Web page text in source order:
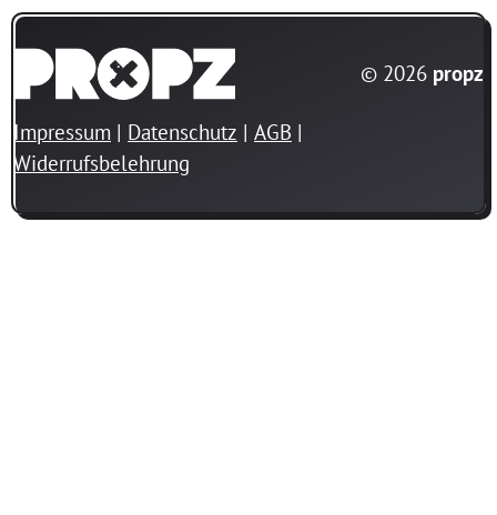
© 2026 propz
Impressum Datenschutz
AGB
Widerrufsbelehrung